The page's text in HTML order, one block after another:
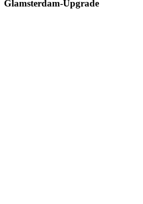
Glamsterdam-Upgrade